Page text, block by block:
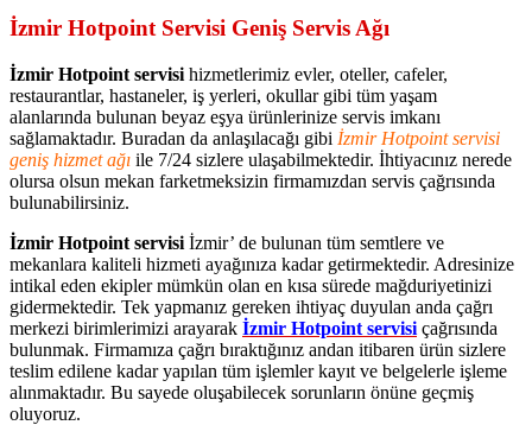
İzmir Hotpoint Servisi Geniş Servis Ağı
İzmir Hotpoint servisi hizmetlerimiz evler, oteller, cafeler,
restaurantlar, hastaneler, iş yerleri, okullar gibi tüm yaşam
alanlarında bulunan beyaz eşya ürünlerinize servis imkanı
sağlamaktadır. Buradan da anlaşılacağı gibi İzmir Hotpoint servisi
geniş hizmet ağı ile 7/24 sizlere ulaşabilmektedir. İhtiyacınız nerede
olursa olsun mekan farketmeksizin firmamızdan servis çağrısında
bulunabilirsiniz.
İzmir Hotpoint servisi İzmir’ de bulunan tüm semtlere ve
mekanlara kaliteli hizmeti ayağınıza kadar getirmektedir. Adresinize
intikal eden ekipler mümkün olan en kısa sürede mağduriyetinizi
gidermektedir. Tek yapmanız gereken ihtiyaç duyulan anda çağrı
merkezi birimlerimizi arayarak İzmir Hotpoint servisi çağrısında
bulunmak. Firmamıza çağrı bıraktığınız andan itibaren ürün sizlere
teslim edilene kadar yapılan tüm işlemler kayıt ve belgelerle işleme
alınmaktadır. Bu sayede oluşabilecek sorunların önüne geçmiş
oluyoruz.